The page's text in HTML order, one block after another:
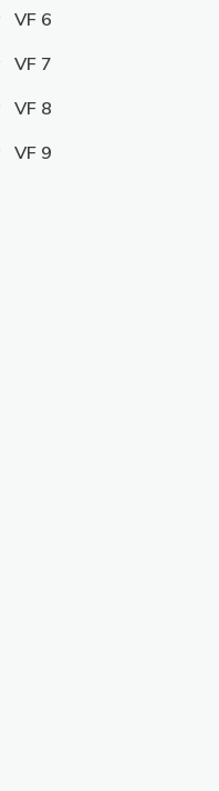
VF 6
VF 7
VF 8
VF 9